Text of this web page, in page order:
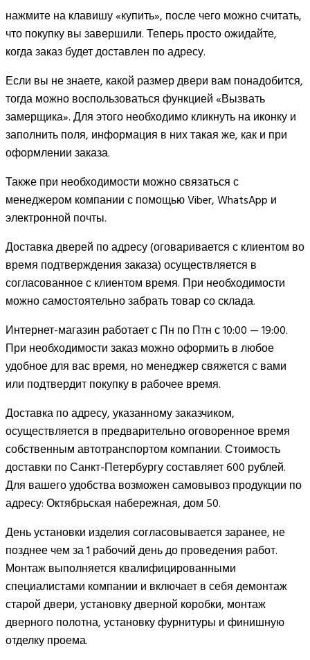
нажмите на клавишу «купить», после чего можно считать,
что покупку вы завершили. Теперь просто ожидайте,
когда заказ будет доставлен по адресу.
Если вы не знаете, какой размер двери вам понадобится,
тогда можно воспользоваться функцией «Вызвать
замерщика». Для этого необходимо кликнуть на иконку и
заполнить поля, информация в них такая же, как и при
оформлении заказа.
Также при необходимости можно связаться с
менеджером компании с помощью Viber, WhatsApp и
электронной почты.
Доставка дверей по адресу (оговаривается с клиентом во
время подтверждения заказа) осуществляется в
согласованное с клиентом время. При необходимости
можно самостоятельно забрать товар со склада.
Интернет-магазин работает с Пн по Птн с 10:00 — 19:00.
При необходимости заказ можно оформить в любое
удобное для вас время, но менеджер свяжется с вами
или подтвердит покупку в рабочее время.
Доставка по адресу, указанному заказчиком,
осуществляется в предварительно оговоренное время
собственным автотранспортом компании. Стоимость
доставки по Санкт-Петербургу составляет 600 рублей.
Для вашего удобства возможен самовывоз продукции по
адресу: Октябрьская набережная, дом 50.
День установки изделия согласовывается заранее, не
позднее чем за 1 рабочий день до проведения работ.
Монтаж выполняется квалифицированными
специалистами компании и включает в себя демонтаж
старой двери, установку дверной коробки, монтаж
дверного полотна, установку фурнитуры и финишную
отделку проема.